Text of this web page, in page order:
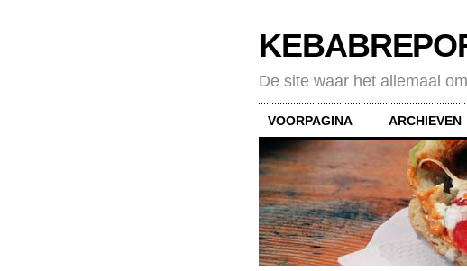
De site waar het allemaal
VOORPAGINA ARCHIEVEN